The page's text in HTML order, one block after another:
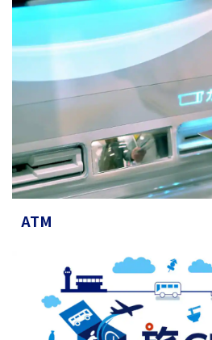
閉じる
ATM